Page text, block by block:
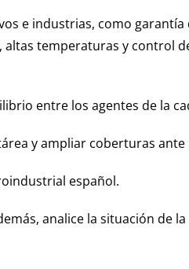
e industrias, como
temperaturas y control
entre los agentes de la
y ampliar coberturas
español.
analice la situación de